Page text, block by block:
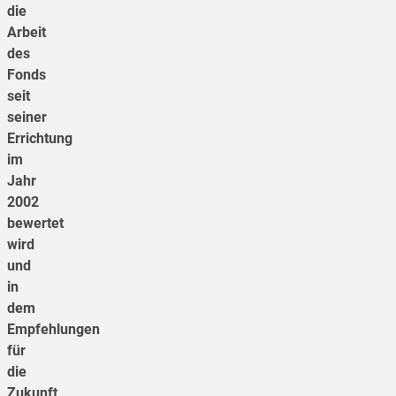
die
Arbeit
des
Fonds
seit
seiner
Errichtung
im
Jahr
2002
bewertet
wird
und
in
dem
Empfehlungen
für
die
Zukunft